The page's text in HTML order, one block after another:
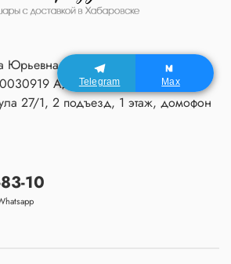
10
Юрьевна ИНН 270604366791
Адрес Мастерской:
27/1, 2 подъезд, 1 этаж, домофон
Telegram Max